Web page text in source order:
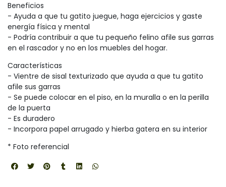
Beneficios
- Ayuda a que tu gatito juegue, haga ejercicios y gaste
energía física y mental
- Podría contribuir a que tu pequeño felino afile sus garras
en el rascador y no en los muebles del hogar.
Características
- Vientre de sisal texturizado que ayuda a que tu gatito
afile sus garras
- Se puede colocar en el piso, en la muralla o en la perilla
de la puerta
- Es duradero
- Incorpora papel arrugado y hierba gatera en su interior
* Foto referencial